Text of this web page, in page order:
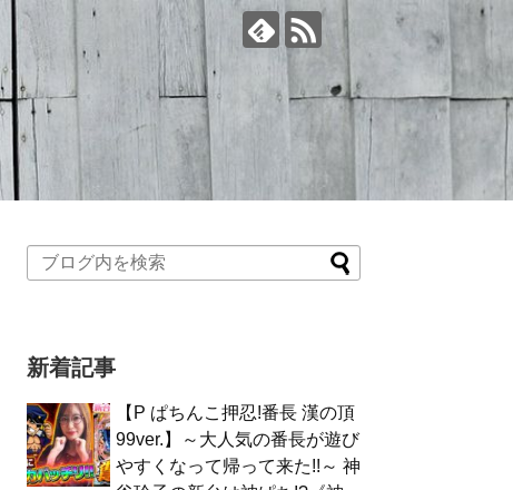
新着記事
【P ぱちんこ押忍!番長 漢の頂
99ver.】～大人気の番長が遊び
やすくなって帰って来た!!～ 神